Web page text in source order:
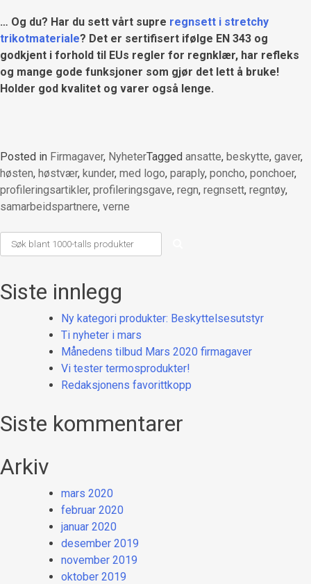
… Og du? Har du sett vårt supre regnsett i stretchy
trikotmateriale? Det er sertifisert ifølge EN 343 og
godkjent i forhold til EUs regler for regnklær, har refleks
og mange gode funksjoner som gjør det lett å bruke!
Holder god kvalitet og varer også lenge.
Posted in Firmagaver, NyheterTagged ansatte, beskytte, gaver,
høsten, høstvær, kunder, med logo, paraply, poncho, ponchoer,
profileringsartikler, profileringsgave, regn, regnsett, regntøy,
samarbeidspartnere, verne
Siste innlegg
Ny kategori produkter: Beskyttelsesutstyr
Ti nyheter i mars
Månedens tilbud Mars 2020 firmagaver
Vi tester termosprodukter!
Redaksjonens favorittkopp
Siste kommentarer
Arkiv
mars 2020
februar 2020
januar 2020
desember 2019
november 2019
oktober 2019